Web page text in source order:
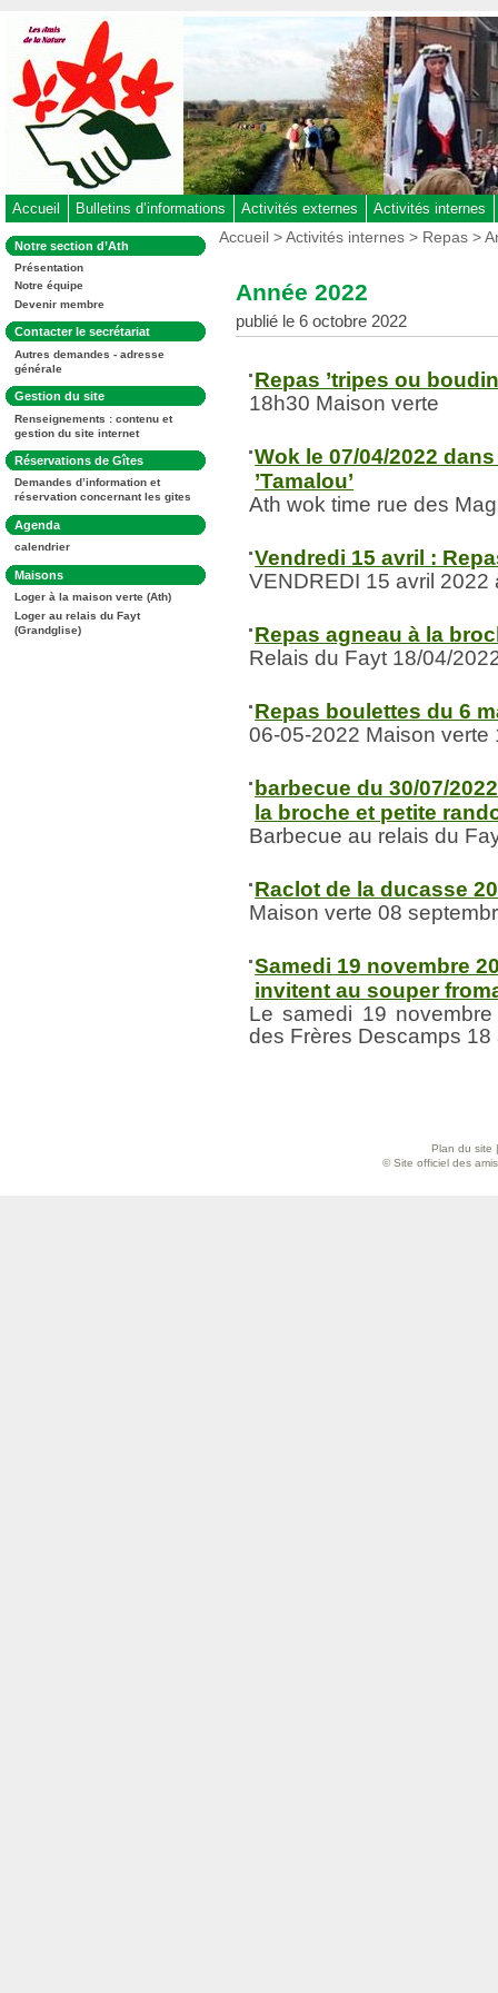
au
contenu
-
Aller
au
menu
-
à
la
recherche
Accueil Bulletins d’informations Activités externes Activités internes
Dans
la
rubrique
:
Notre section d’Ath
Présentation
Notre équipe
Devenir membre
Dans
la
rubrique
:
Contacter le secrétariat
Autres demandes - adresse
générale
Dans
la
rubrique
:
Gestion du site
Renseignements : contenu et
gestion du site internet
Dans
la
rubrique
:
Réservations de Gîtes
Demandes d’information et
réservation concernant les gites
Dans
la
rubrique
:
Agenda
calendrier
Dans
la
rubrique
:
Maisons
Loger à la maison verte (Ath)
Loger au relais du Fayt
(Grandglise)
Vous
Accueil >Activités internes > Repas >
Année 2022
publié le 6 octobre 2022
Repas ’tripes ou
18h30 Maison verte
Wok le 07/04/2022
’Tamalou’
Ath wok time rue des
Vendredi 15 avril :
VENDREDI 15 avril
Repas agneau à la
Relais du Fayt 18/04/
Repas boulettes du 6
06-05-2022 Maison verte
barbecue du 30/07/
la broche et petite
Barbecue au relais du
Raclot de la ducasse
Maison verte 08
Samedi 19 novembre
invitent au souper
Le samedi 19
des Frères Descamps 18
Plan du site
© Site officiel des